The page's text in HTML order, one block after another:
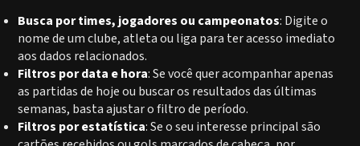
Busca por times, jogadores ou campeonatos: Digite o
nome de um clube, atleta ou liga para ter acesso imediato
aos dados relacionados.
Filtros por data e hora: Se você quer acompanhar apenas
as partidas de hoje ou buscar os resultados das últimas
semanas, basta ajustar o filtro de período.
Filtros por estatística: Se o seu interesse principal são